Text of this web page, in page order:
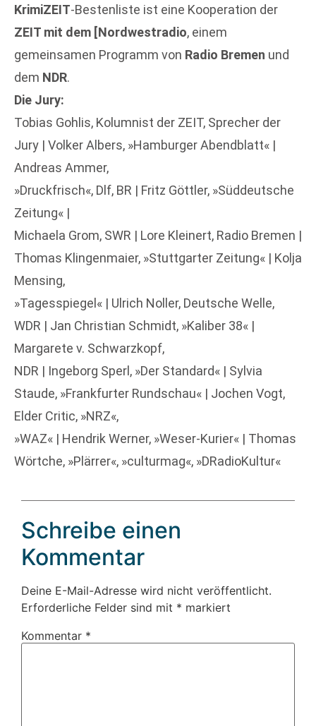
KrimiZEIT-Bestenliste ist eine Kooperation der
ZEIT mit dem [Nordwestradio, einem
gemeinsamen Programm von Radio Bremen und
dem NDR.
Die Jury:
Tobias Gohlis, Kolumnist der ZEIT, Sprecher der
Jury | Volker Albers, »Hamburger Abendblatt« |
Andreas Ammer,
»Druckfrisch«, Dlf, BR | Fritz Göttler, »Süddeutsche
Zeitung« |
Michaela Grom, SWR | Lore Kleinert, Radio Bremen |
Thomas Klingenmaier, »Stuttgarter Zeitung« | Kolja
Mensing,
»Tagesspiegel« | Ulrich Noller, Deutsche Welle,
WDR | Jan Christian Schmidt, »Kaliber 38« |
Margarete v. Schwarzkopf,
NDR | Ingeborg Sperl, »Der Standard« | Sylvia
Staude, »Frankfurter Rundschau« | Jochen Vogt,
Elder Critic, »NRZ«,
»WAZ« | Hendrik Werner, »Weser-Kurier« | Thomas
Wörtche, »Plärrer«, »culturmag«, »DRadioKultur«
Schreibe einen
Kommentar
Deine E-Mail-Adresse wird nicht veröffentlicht.
Erforderliche Felder sind mit * markiert
Kommentar *